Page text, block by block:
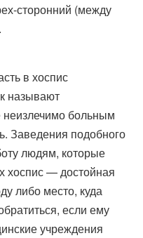
сторонний (между
в хоспис
называют
неизлечимо больным
Заведения подобного
людям, которые
хоспис — достойная
либо место, куда
если ему
учреждения